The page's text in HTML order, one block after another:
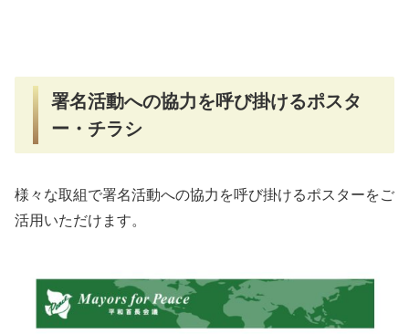
署名活動への協力を呼び掛けるポスタ
ー・チラシ
様々な取組で署名活動への協力を呼び掛けるポスターをご
活用いただけます。